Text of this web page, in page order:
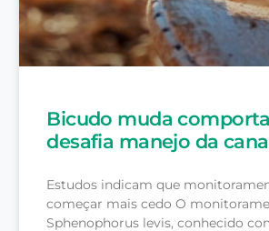
Bicudo muda
desafia manejo da cana
Estudos indicam que
começar mais cedo O
Sphenophorus levis, conhecido